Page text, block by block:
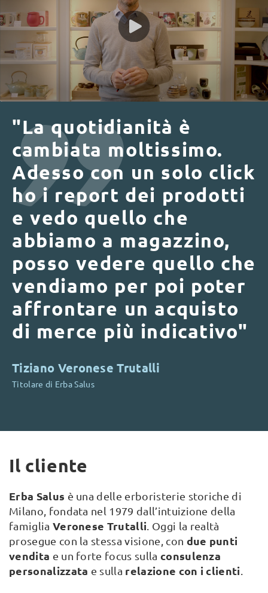
"La quotidianità è
cambiata moltissimo.
Adesso con un solo click
ho i report dei prodotti
e vedo quello che
abbiamo a magazzino,
posso vedere quello che
vendiamo per poi poter
affrontare un acquisto
di merce più indicativo"
Tiziano Veronese Trutalli
Titolare di Erba Salus
Il cliente
Erba Salus è una delle erboristerie storiche di
Milano, fondata nel 1979 dall’intuizione della
famiglia Veronese Trutalli . Oggi la realtà
prosegue con la stessa visione, con due punti
vendita e un forte focus sulla consulenza
personalizzata e sulla relazione con i clienti